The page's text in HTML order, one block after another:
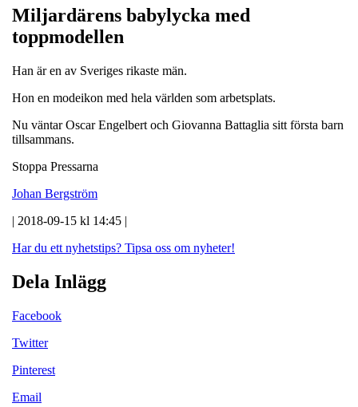
Miljardärens babylycka med
toppmodellen
Han är en av Sveriges rikaste män.
Hon en modeikon med hela världen som arbetsplats.
Nu väntar Oscar Engelbert och Giovanna Battaglia sitt första barn
tillsammans.
Stoppa Pressarna
Johan Bergström
| 2018-09-15 kl 14:45 |
Har du ett nyhetstips? Tipsa oss om nyheter!
Dela Inlägg
Facebook
Twitter
Pinterest
Email